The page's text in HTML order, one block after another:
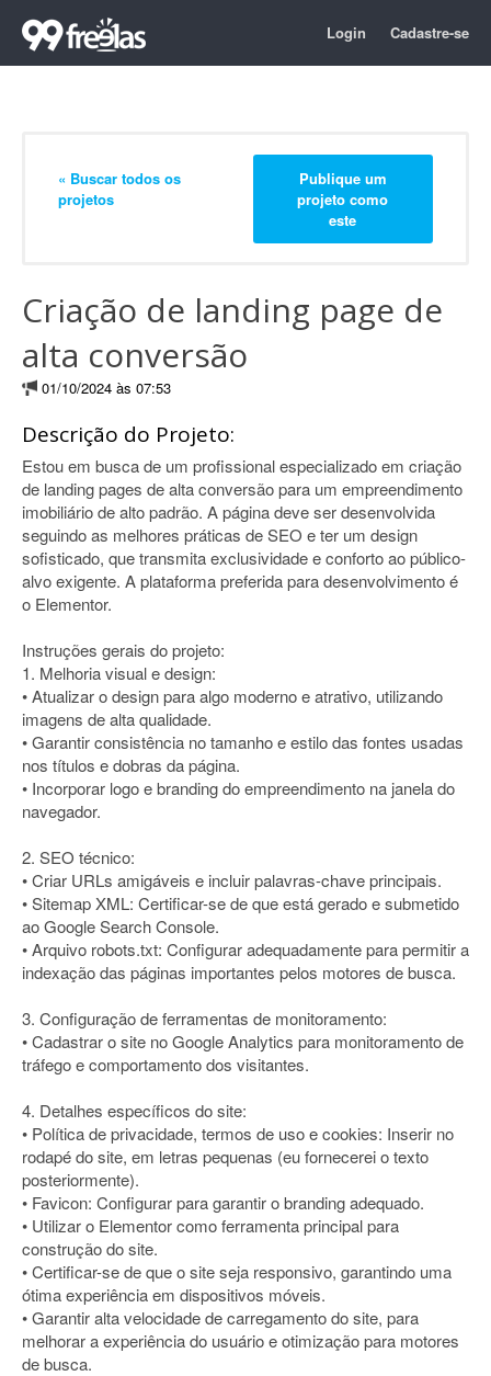
Login Cadastre-se
« Buscar todos os
projetos
Publique um
projeto como
este
Criação de landing page de
alta conversão
01/10/2024 às 07:53
Descrição do Projeto:
Estou em busca de um profissional especializado em criação
de landing pages de alta conversão para um empreendimento
imobiliário de alto padrão. A página deve ser desenvolvida
seguindo as melhores práticas de SEO e ter um design
sofisticado, que transmita exclusividade e conforto ao público-
alvo exigente. A plataforma preferida para desenvolvimento é
o Elementor.
Instruções gerais do projeto:
1. Melhoria visual e design:
• Atualizar o design para algo moderno e atrativo, utilizando
imagens de alta qualidade.
• Garantir consistência no tamanho e estilo das fontes usadas
nos títulos e dobras da página.
• Incorporar logo e branding do empreendimento na janela do
navegador.
2. SEO técnico:
• Criar URLs amigáveis e incluir palavras-chave principais.
• Sitemap XML: Certificar-se de que está gerado e submetido
ao Google Search Console.
• Arquivo robots.txt: Configurar adequadamente para permitir a
indexação das páginas importantes pelos motores de busca.
3. Configuração de ferramentas de monitoramento:
• Cadastrar o site no Google Analytics para monitoramento de
tráfego e comportamento dos visitantes.
4. Detalhes específicos do site:
• Política de privacidade, termos de uso e cookies: Inserir no
rodapé do site, em letras pequenas (eu fornecerei o texto
posteriormente).
• Favicon: Configurar para garantir o branding adequado.
• Utilizar o Elementor como ferramenta principal para
construção do site.
• Certificar-se de que o site seja responsivo, garantindo uma
ótima experiência em dispositivos móveis.
• Garantir alta velocidade de carregamento do site, para
melhorar a experiência do usuário e otimização para motores
de busca.